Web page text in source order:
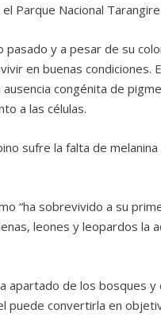
Parque Nacional
y a pesar de su
en buenas condiciones.
congénita de
a las células.
sufre la falta de
“ha sobrevivido a su
leones y leopardos la
apartado de los bosques y
puede convertirla en